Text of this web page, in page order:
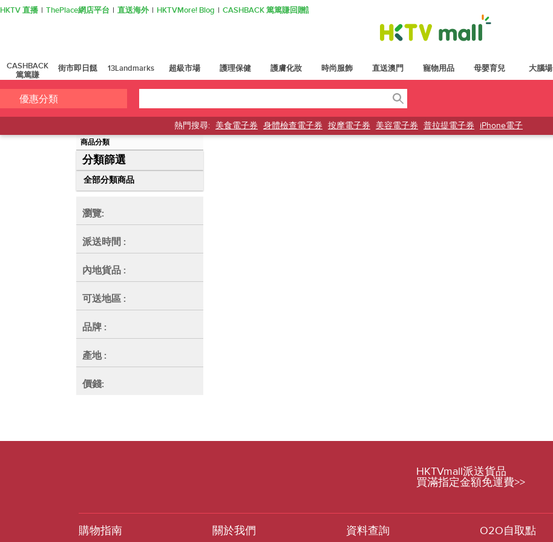
HKTV 直播 ThePlace網店平台 直送海外 HKTVMore! Blog CASHBACK 篤篤賺回贈計劃
CASHBACK
篤篤賺
街市即日餸 13Landmarks 超級市場 護理保健 護膚化妝 時尚服飾 直送澳門 寵物用品 母嬰育兒 大腦場
優惠分類
熱門搜尋: 美食電子券 身體檢查電子券 按摩電子券 美容電子券 普拉提電子券
iPhone電子
商品分類
分類篩選
全部分類商品
瀏覽:
派送時間 :
內地貨品 :
可送地區 :
品牌 :
產地 :
價錢:
HKTVmall派送貨品
買滿指定金額免運費>>
購物指南 關於我們 資料查詢 O2O自取點